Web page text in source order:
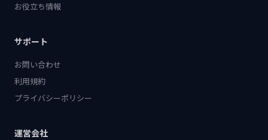
お役立ち情報
サポート
お問い合わせ
利用規約
プライバシーポリシー
運営会社